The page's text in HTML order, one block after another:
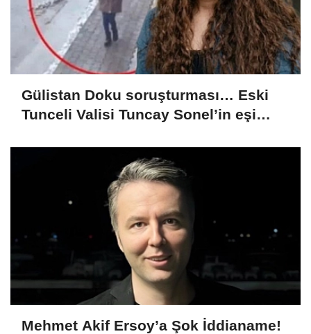
Gülistan Doku soruşturması… Eski
Tunceli Valisi Tuncay Sonel’in eşi
Mehmet Akif Ersoy’a Şok İddianame!